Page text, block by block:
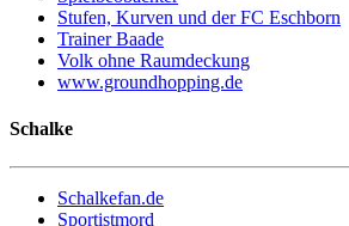
Stufen, Kurven und der FC Eschborn
Trainer Baade
Volk ohne Raumdeckung
www.groundhopping.de
Schalke
Schalkefan.de
Sportistmord